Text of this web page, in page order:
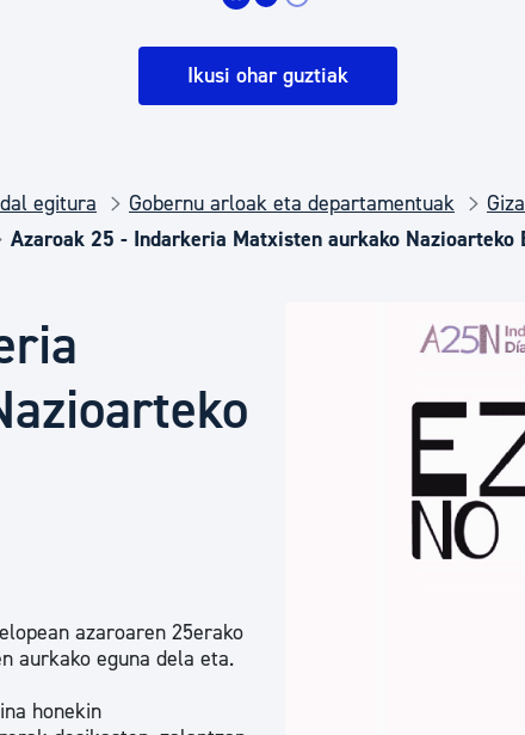
Gune publikoa,
Euskara
Kultura
Ikusi ohar guztiak
egitura Gobernu arloak eta departamentuak
Azaroak 25 - Indarkeria Matxisten aurkako Nazioarteko
azaroaren 25erako
aurkako eguna dela eta.
honekin